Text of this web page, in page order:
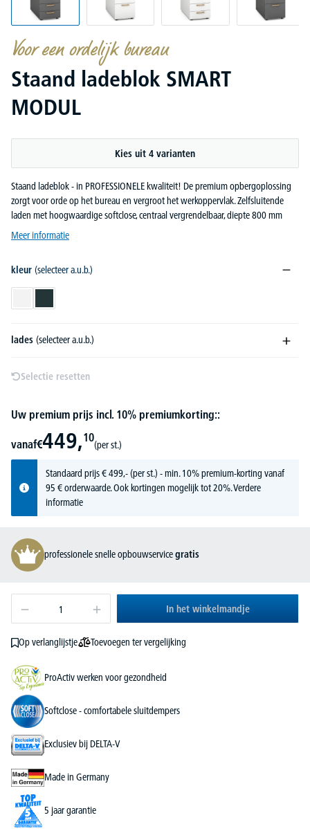
Voor een ordelijk bureau
Staand ladeblok SMART
MODUL
Kies uit 4 varianten
Staand ladeblok - in PROFESSIONELE kwaliteit! De premium opbergoplossing
zorgt voor orde op het bureau en vergroot het werkoppervlak. Zelfsluitende
laden met hoogwaardige softclose, centraal vergrendelbaar, diepte 800 mm
Meer informatie
kleur (selecteer a.u.b.)
lades (selecteer a.u.b.)
Selectie resetten
Uw premium prijs incl. 10% premiumkorting::
vanaf€449,10
(per st.)
Standaard prijs€499,-(per st.) - min. 10% premium-korting vanaf
95 € orderwaarde. Ook kortingen mogelijk tot 20%.Verdere
informatie
professionele snelle opbouwservicegratis
In het winkelmandje
Op verlanglijstje Toevoegen ter vergelijking
ProActiv werken voor gezondheid
Softclose - comfortabele sluitdempers
Exclusiev bij DELTA-V
Made in Germany
5 jaar garantie